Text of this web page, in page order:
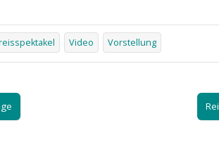
Video Vorstellung